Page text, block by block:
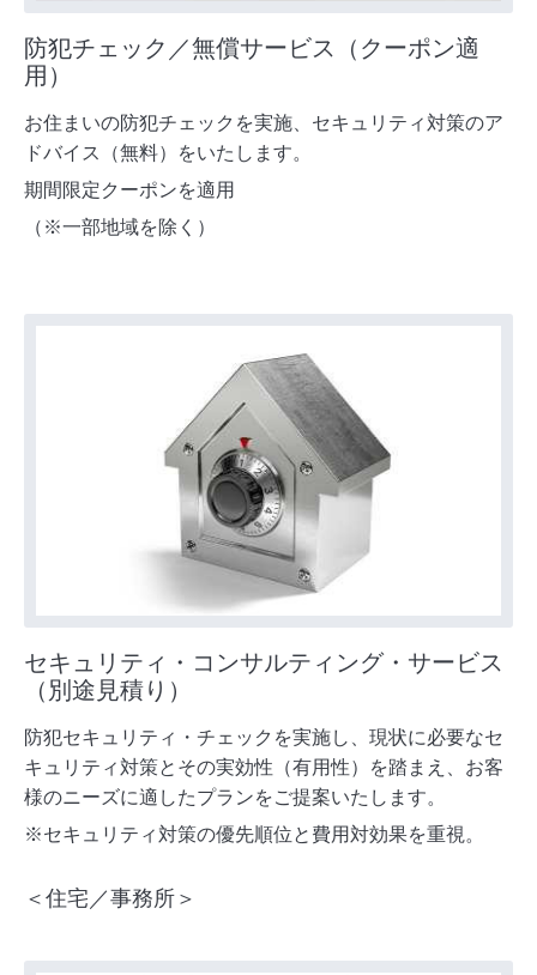
防犯チェック／無償サービス（クーポン適
用）
お住まいの防犯チェックを実施、セキュリティ対策のア
ドバイス（無料）をいたします。
期間限定クーポンを適用
（※一部地域を除く）
セキュリティ・コンサルティング・サービス
（別途見積り）
防犯セキュリティ・チェックを実施し、現状に必要なセ
キュリティ対策とその実効性（有用性）を踏まえ、お客
様のニーズに適したプランをご提案いたします。
※セキュリティ対策の優先順位と費用対効果を重視。
＜住宅／事務所＞